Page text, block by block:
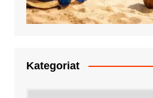
Kategoriat